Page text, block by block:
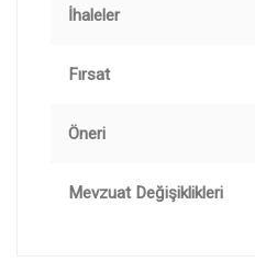
İhaleler
Fırsat
Öneri
Mevzuat Değişiklikleri